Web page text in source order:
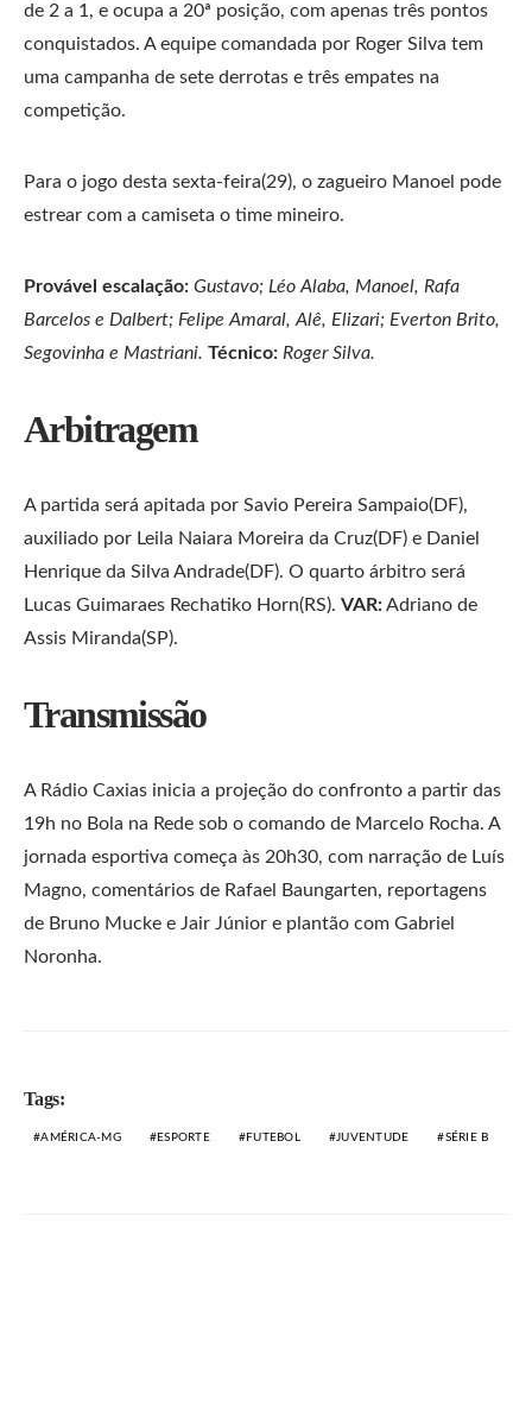
de 2 a 1, e ocupa a 20ª posição, com apenas três pontos
conquistados. A equipe comandada por Roger Silva tem
uma campanha de sete derrotas e três empates na
competição.
Para o jogo desta sexta-feira(29), o zagueiro Manoel pode
estrear com a camiseta o time mineiro.
Provável escalação: Gustavo; Léo Alaba, Manoel, Rafa
Barcelos e Dalbert; Felipe Amaral, Alê, Elizari; Everton Brito,
Segovinha e Mastriani. Técnico: Roger Silva.
Arbitragem
A partida será apitada por Savio Pereira Sampaio(DF),
auxiliado por Leila Naiara Moreira da Cruz(DF) e Daniel
Henrique da Silva Andrade(DF). O quarto árbitro será
Lucas Guimaraes Rechatiko Horn(RS). VAR:Adriano de
Assis Miranda(SP).
Transmissão
A Rádio Caxias inicia a projeção do confronto a partir das
19h no Bola na Rede sob o comando de Marcelo Rocha. A
jornada esportiva começa às 20h30, com narração de Luís
Magno, comentários de Rafael Baungarten, reportagens
de Bruno Mucke e Jair Júnior e plantão com Gabriel
Noronha.
Tags:
AMÉRICA-MG ESPORTE FUTEBOL JUVENTUDE SÉRIE B